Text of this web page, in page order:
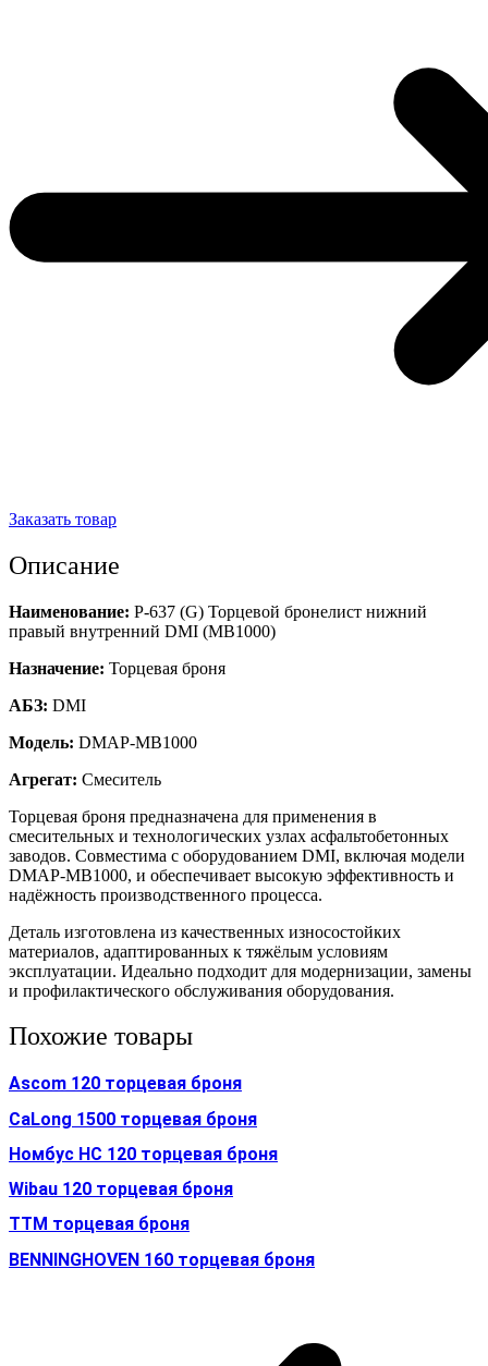
Заказать товар
Описание
Наименование: Р-637 (G) Торцевой бронелист нижний
правый внутренний DMI (MB1000)
Назначение: Торцевая броня
АБЗ: DMI
Модель: DMAP-MB1000
Агрегат: Смеситель
Торцевая броня предназначена для применения в
смесительных и технологических узлах асфальтобетонных
заводов. Совместима с оборудованием DMI, включая модели
DMAP-MB1000, и обеспечивает высокую эффективность и
надёжность производственного процесса.
Деталь изготовлена из качественных износостойких
материалов, адаптированных к тяжёлым условиям
эксплуатации. Идеально подходит для модернизации, замены
и профилактического обслуживания оборудования.
Похожие товары
Ascom 120 торцевая броня
CaLong 1500 торцевая броня
Номбус HC 120 торцевая броня
Wibau 120 торцевая броня
TTM торцевая броня
BENNINGHOVEN 160 торцевая броня